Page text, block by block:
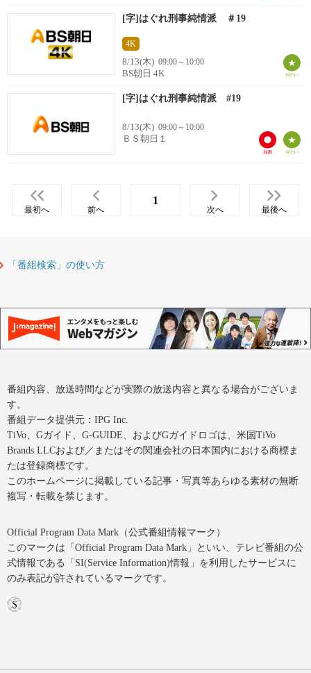
[字]はぐれ刑事純情派 ＃19
4K
8/13(木) 09:00～10:00
BS朝日 4K
[字]はぐれ刑事純情派 #19
8/13(木) 09:00～10:00
ＢＳ朝日１
最初へ 前へ
1
次へ 最後へ
「番組検索」の使い方
番組内容、放送時間などが実際の放送内容と異なる場合がございま
す。
番組データ提供元：IPG Inc.
TiVo、Gガイド、G-GUIDE、およびGガイドロゴは、米国TiVo
Brands LLCおよび／またはその関連会社の日本国内における商標ま
たは登録商標です。
このホームページに掲載している記事・写真等あらゆる素材の無断
複写・転載を禁じます。
Official Program Data Mark（公式番組情報マーク）
このマークは「Official Program Data Mark」といい、テレビ番組の公
式情報である「SI(Service Information)情報」を利用したサービスに
のみ表記が許されているマークです。